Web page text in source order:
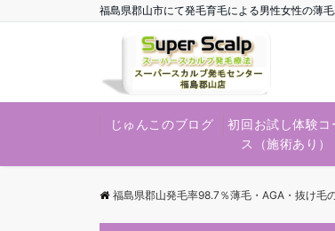
福島県郡山市にて発毛育毛による男性女性の薄
じゅんこのブログ
初回お試し体験コ
ス（施術あり）
福島県郡山発毛率98.7％薄毛・AGA・抜け毛